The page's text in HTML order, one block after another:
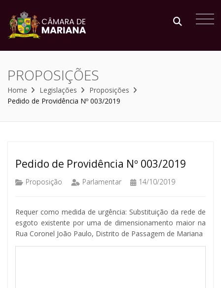
PROPOSIÇÕES
Home Legislações
Proposições
Pedido de Providência Nº 003/2019
Pedido de Providência Nº 003/2019
Proposição Parlamentar 14/10/2019
Requer como medida de urgência: Substituição da rede de
esgoto existente por uma de dimensionamento maior na
Rua Coronel João Paulo, Distrito de Passagem de Mariana